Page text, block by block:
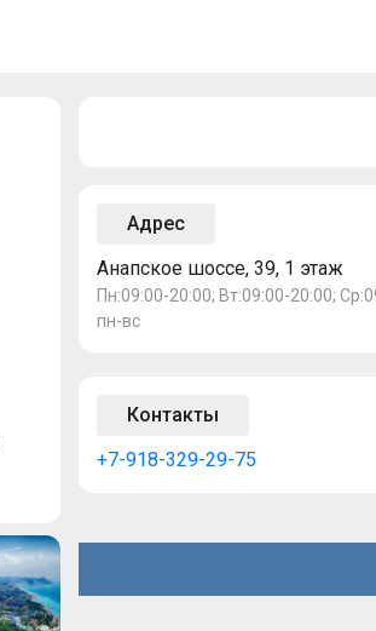
Адрес
Анапское шоссе, 39, 1 этаж
Пн:09:00-20:00; Вт:09:00-20:00;
пн-вс
Контакты
+7-918-329-29-75